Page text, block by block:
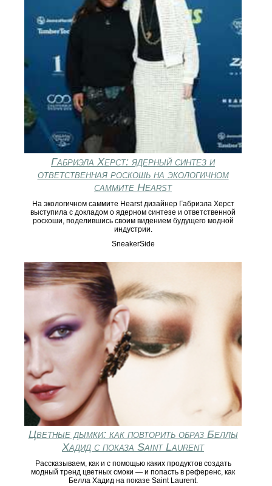
Габриэла Херст: ядерный синтез и
ответственная роскошь на экологичном
саммите Hearst
На экологичном саммите Hearst дизайнер Габриэла Херст
выступила с докладом о ядерном синтезе и ответственной
роскоши, поделившись своим видением будущего модной
индустрии.
SneakerSide
Цветные дымки: как повторить образ Беллы
Хадид с показа Saint Laurent
Рассказываем, как и с помощью каких продуктов создать
модный тренд цветных смоки — и попасть в референс, как
Белла Хадид на показе Saint Laurent.